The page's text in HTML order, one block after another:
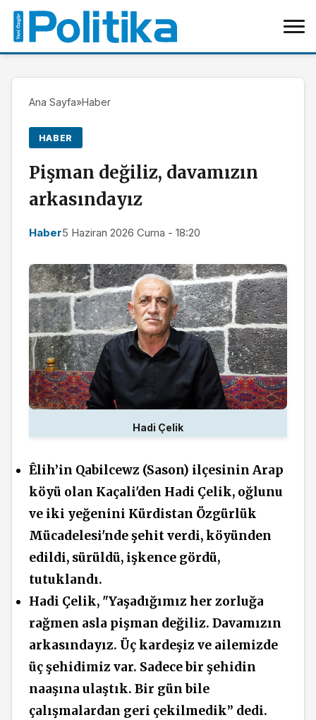
Ana Sayfa»Haber
HABER
Pişman değiliz, davamızın
arkasındayız
Haber5 Haziran 2026 Cuma - 18:20
Hadi Çelik
Êlih’in Qabilcewz (Sason) ilçesinin Arap
köyü olan Kaçali'den Hadi Çelik, oğlunu
ve iki yeğenini Kürdistan Özgürlük
Mücadelesi'nde şehit verdi, köyünden
edildi, sürüldü, işkence gördü,
tutuklandı.
Hadi Çelik, "Yaşadığımız her zorluğa
rağmen asla pişman değiliz. Davamızın
arkasındayız. Üç kardeşiz ve ailemizde
üç şehidimiz var. Sadece bir şehidin
naaşına ulaştık. Bir gün bile
çalışmalardan geri çekilmedik” dedi.